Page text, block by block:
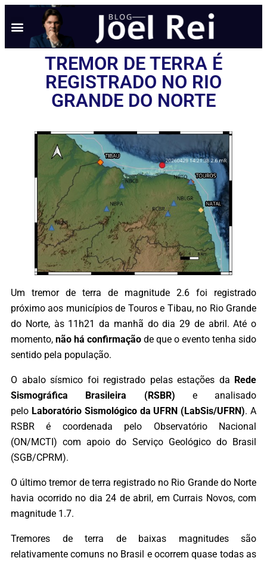
TREMOR DE TERRA É
REGISTRADO NO RIO
GRANDE DO NORTE
Um tremor de terra de magnitude 2.6 foi registrado
próximo aos municípios de Touros e Tibau, no Rio Grande
do Norte, às 11h21 da manhã do dia 29 de abril. Até o
momento, não há confirmação de que o evento tenha sido
sentido pela população.
O abalo sísmico foi registrado pelas estações da Rede
Sismográfica Brasileira (RSBR) e analisado
pelo Laboratório Sismológico da UFRN (LabSis/UFRN). A
RSBR é coordenada pelo Observatório Nacional
(ON/MCTI) com apoio do Serviço Geológico do Brasil
(SGB/CPRM).
O último tremor de terra registrado no Rio Grande do Norte
havia ocorrido no dia 24 de abril, em Currais Novos, com
magnitude 1.7.
Tremores de terra de baixas magnitudes são
relativamente comuns no Brasil e ocorrem quase todas as